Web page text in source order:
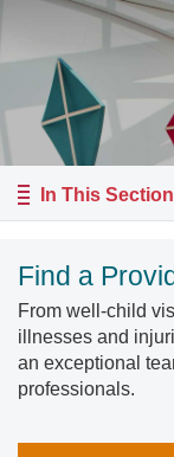
In This Section
Find a
From well-child
illnesses and
an exceptional
professionals.